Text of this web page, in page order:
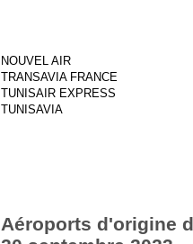
NOUVEL AIR
TRANSAVIA FRANCE
TUNISAIR EXPRESS
TUNISAVIA
Aéroports d'origine